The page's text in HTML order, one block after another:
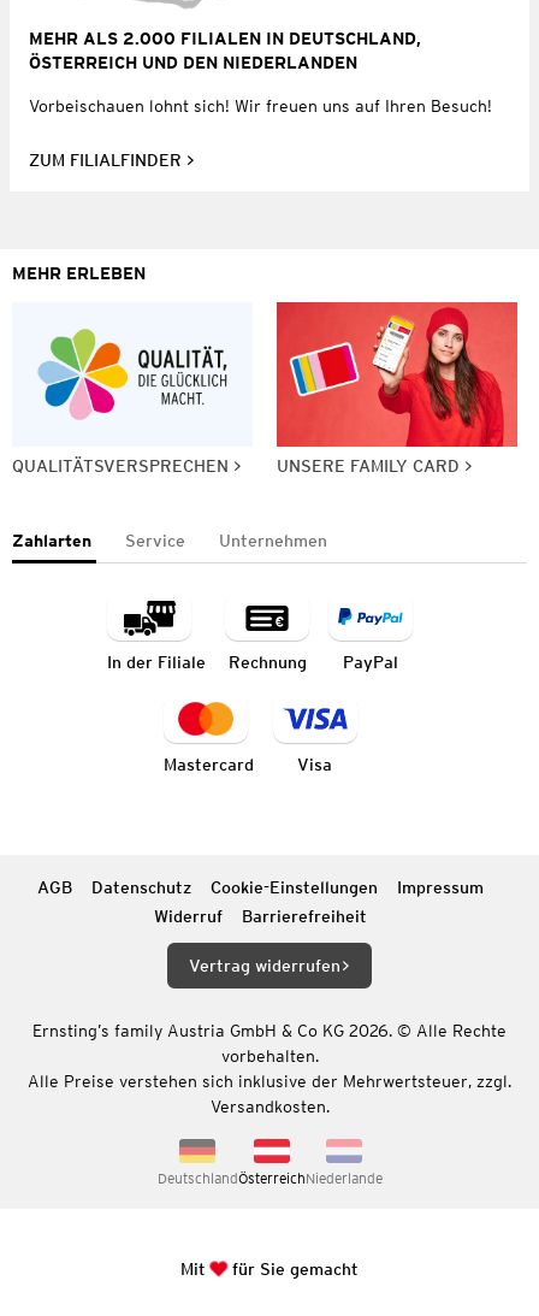
MEHR ALS 2.000 FILIALEN IN DEUTSCHLAND,
ÖSTERREICH UND DEN NIEDERLANDEN
Vorbeischauen lohnt sich! Wir freuen uns auf Ihren Besuch!
ZUM FILIALFINDER
MEHR ERLEBEN
QUALITÄTSVERSPRECHEN UNSERE FAMILY CARD
Zahlarten Service Unternehmen
In der Filiale Rechnung PayPal
Mastercard Visa
AGB Datenschutz Cookie-Einstellungen
Impressum
Widerruf
Barrierefreiheit
Vertrag widerrufen
Ernsting’s family Austria GmbH & Co KG 2026. © Alle Rechte
vorbehalten.
Alle Preise verstehen sich inklusive der Mehrwertsteuer, zzgl.
Versandkosten.
DeutschlandÖsterreichNiederlande
Mit für Sie gemacht